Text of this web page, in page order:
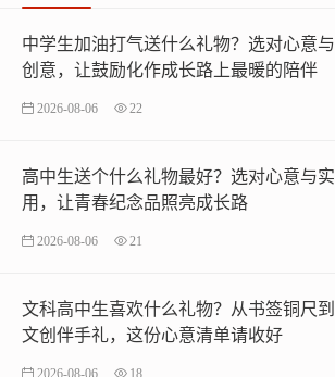
中学生加油打气送什么礼物？选对心意与
创意，让鼓励化作成长路上最暖的陪伴
2026-08-06 22
高中生送个什么礼物最好？选对心意与实
用，让青春纪念品照亮成长路
2026-08-06 21
文科高中生喜欢什么礼物？从书签铜尺到
文创伴手礼，这份心意清单请收好
2026-08-06 18